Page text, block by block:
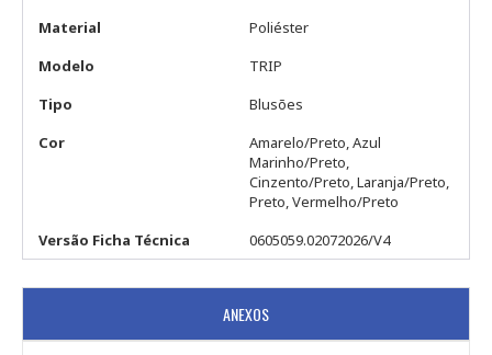
Material
Poliéster
Modelo
TRIP
Tipo
Blusões
Cor
Amarelo/Preto, Azul
Marinho/Preto,
Cinzento/Preto, Laranja/Preto,
Preto, Vermelho/Preto
Versão Ficha Técnica
0605059.02072026/V4
ANEXOS